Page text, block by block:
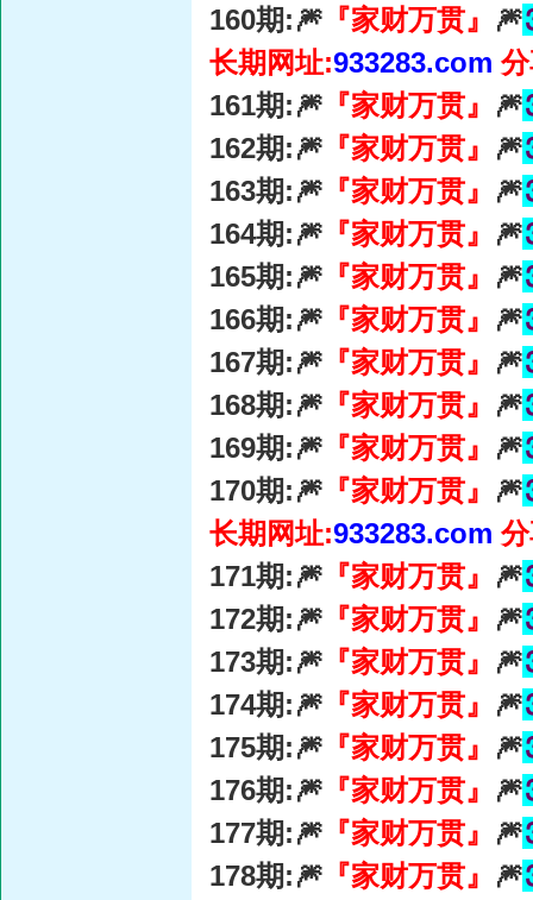
160期:🎆 『家财万贯』 🎆
长期网址:933283.com
161期:🎆 『家财万贯』 🎆
162期:🎆 『家财万贯』 🎆
163期:🎆 『家财万贯』 🎆
164期:🎆 『家财万贯』 🎆
165期:🎆 『家财万贯』 🎆
166期:🎆 『家财万贯』 🎆
167期:🎆 『家财万贯』 🎆
168期:🎆 『家财万贯』 🎆
169期:🎆 『家财万贯』 🎆
170期:🎆 『家财万贯』 🎆
长期网址:933283.com
171期:🎆 『家财万贯』 🎆
172期:🎆 『家财万贯』 🎆
173期:🎆 『家财万贯』 🎆
174期:🎆 『家财万贯』 🎆
175期:🎆 『家财万贯』 🎆
176期:🎆 『家财万贯』 🎆
177期:🎆 『家财万贯』 🎆
178期:🎆 『家财万贯』 🎆